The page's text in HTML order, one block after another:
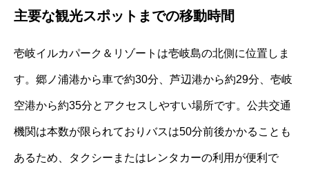
主要な観光スポットまでの移動時間
壱岐イルカパーク＆リゾートは壱岐島の北側に位置しま
す。郷ノ浦港から車で約30分、芦辺港から約29分、壱岐
空港から約35分とアクセスしやすい場所です。公共交通
機関は本数が限られておりバスは50分前後かかることも
あるため、タクシーまたはレンタカーの利用が便利で